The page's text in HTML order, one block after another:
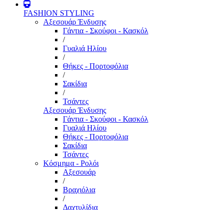
FASHION STYLING
Αξεσουάρ Ένδυσης
Γάντια - Σκούφοι - Κασκόλ
/
Γυαλιά Ηλίου
/
Θήκες - Πορτοφόλια
/
Σακίδια
/
Τσάντες
Αξεσουάρ Ένδυσης
Γάντια - Σκούφοι - Κασκόλ
Γυαλιά Ηλίου
Θήκες - Πορτοφόλια
Σακίδια
Τσάντες
Κόσμημα - Ρολόι
Αξεσουάρ
/
Βραχιόλια
/
Δαχτυλίδια